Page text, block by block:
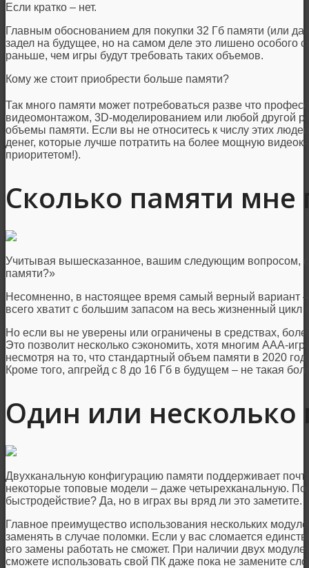
Если кратко – нет.
Главным обоснованием для покупки 32 Гб памяти (или
задел на будущее, но на самом деле это лишено особого
раньше, чем игры будут требовать таких объемов.
Кому же стоит приобрести больше памяти?
Так много памяти может потребоваться разве что
видеомонтажом, 3D-моделированием или любой другой
объемы памяти. Если вы не относитесь к числу этих
денег, которые лучше потратить на более мощную
приоритетом!).
Сколько памяти мне
Учитывая вышесказанное, вашим следующим вопросом,
памяти?»
Несомненно, в настоящее время самый верный вариант
всего хватит с большим запасом на весь жизненный цикл
Но если вы не уверены или ограничены в средствах,
Это позволит несколько сэкономить, хотя многим AAA-
несмотря на то, что стандартный объем памяти в 2020
Кроме того, апгрейд с 8 до 16 Гб в будущем – не такая
Один или несколько
Двухканальную конфигурацию памяти поддерживает
некоторые топовые модели – даже четырехканальную.
быстродействие? Да, но в играх вы вряд ли это заметите.
Главное преимущество использования нескольких
заменять в случае поломки. Если у вас сломается
его замены работать не сможет. При наличии двух
сможете использовать свой ПК даже пока не замените